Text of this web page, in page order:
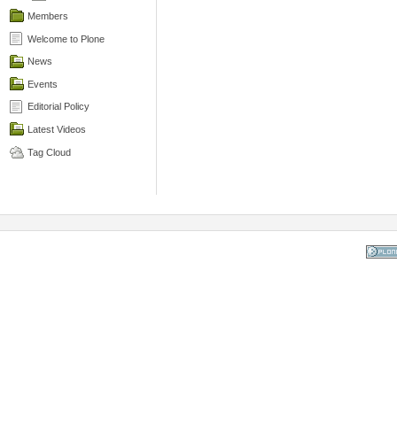
Members
Welcome to Plone
News
Events
Editorial Policy
Latest Videos
Tag Cloud